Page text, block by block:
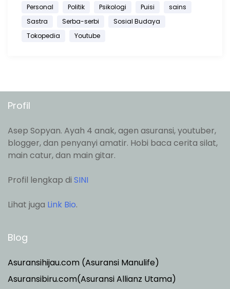
Personal
Politik Psikologi Puisi
sains
Sastra
Serba-serbi
Sosial Budaya
Tokopedia
Youtube
Profil
Asep Sopyan. Ayah 4 anak, agen asuransi, youtuber,
blogger, dan penyanyi amatir. Hobi baca cerita silat,
main catur, dan main gitar.
Profil lengkap di SINI
Lihat juga Link Bio.
Blog
Asuransihijau.com (Asuransi Manulife)
Asuransibiru.com(Asuransi Allianz Utama)